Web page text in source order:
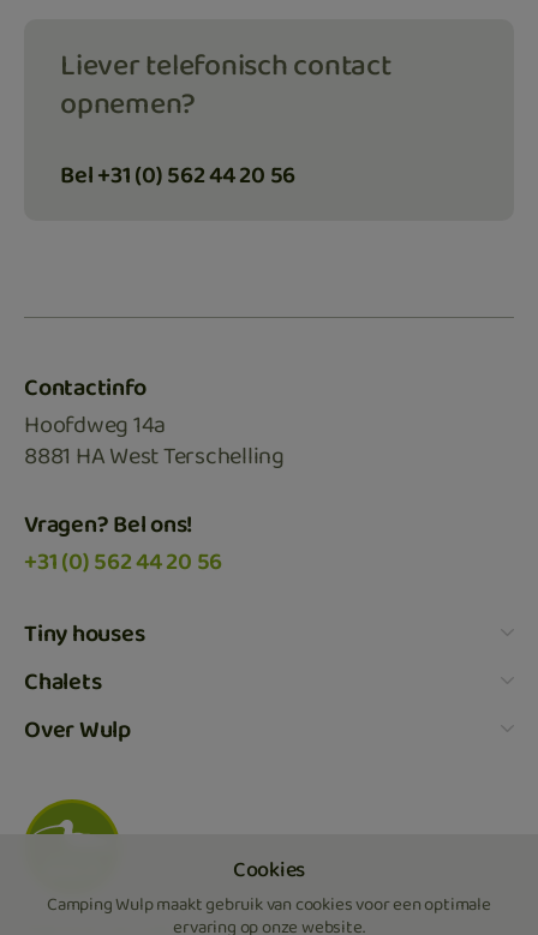
Liever telefonisch contact
opnemen?
Bel +31 (0) 562 44 20 56
Over Wulp
Activiteiten
Over ons
Chalets
4 pers. chalet, duinkant
4 pers. chalet Plus , duinkant
4 pers. chalet Plus, wegkant
4 pers. chalet small, duinkant
4 pers. chalet small, wegkant
Tiny houses
Tiny House Hans
Tiny House Simon
Contactinfo
Hoofdweg 14a
8881 HA West Terschelling
Vragen? Bel ons!
+31 (0) 562 44 20 56
Camping Wulp maakt gebruik van cookies voor een optimale
ervaring op onze website.